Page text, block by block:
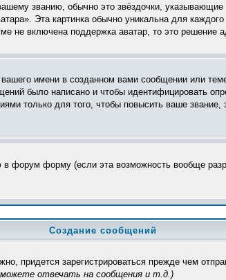
званию, обычно это звёздочки,
Эта картинка обычно уникальна для
не включена поддержка аватар, то это решение
имени в созданном вами сообщении или
было написано и чтобы идентифицировать
только для того, чтобы повысить ваше звание,
в форум форму (если эта возможность вообще
Создание сообщений
придется зарегистрироваться прежде чем
отвечать на сообщения и т.д. )